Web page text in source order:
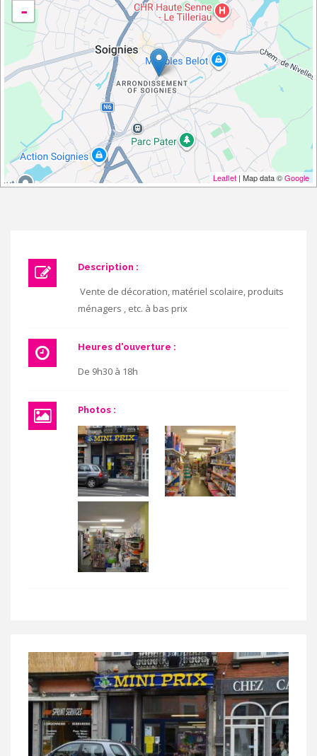
-
Leaflet | Map data ©Google
Description :
Vente de décoration, matériel scolaire, produits
ménagers , etc. à bas prix
Heures d'ouverture :
De 9h30 à 18h
Photos :